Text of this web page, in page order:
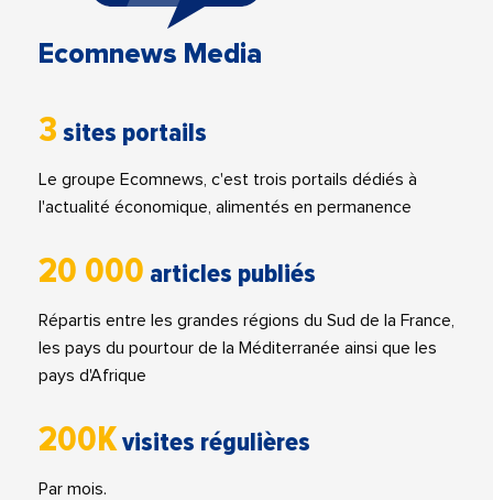
Ecomnews Media
3 sites portails
Le groupe Ecomnews, c'est trois portails dédiés à
l'actualité économique, alimentés en permanence
20 000 articles publiés
Répartis entre les grandes régions du Sud de la France,
les pays du pourtour de la Méditerranée ainsi que les
pays d'Afrique
200Kvisites régulières
Par mois.